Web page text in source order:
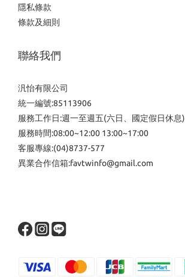
隱私條款
條款及細則
聯絡我們
汎怡有限公司
統一編號:85113906
服務工作日:週一至週五(六日、國定假日休息)
服務時間:08:00~12:00 13:00~17:00
客服專線:(04)8737-577
異業合作信箱:favtwinfo@gmail.com